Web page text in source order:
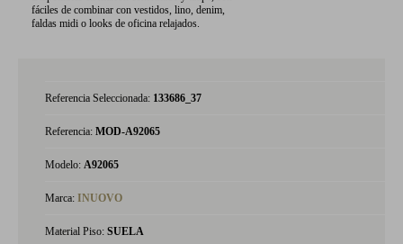
fáciles de combinar con vestidos, lino, denim,
faldas midi o looks de oficina relajados.
Referencia Seleccionada: 133686_37
Referencia: MOD-A92065
Modelo: A92065
Marca: INUOVO
Material Piso: SUELA